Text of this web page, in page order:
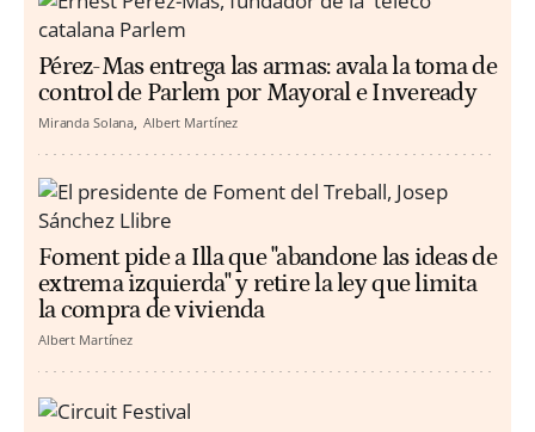
Pérez-Mas entrega las armas: avala la toma de
control de Parlem por Mayoral e Inveready
Miranda Solana Albert Martínez
Foment pide a Illa que "abandone las ideas de
extrema izquierda" y retire la ley que limita
la compra de vivienda
Albert Martínez